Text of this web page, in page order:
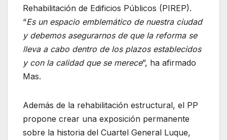
Rehabilitación de Edificios Públicos (PIREP).
“Es un espacio emblemático de nuestra ciudad
y debemos asegurarnos de que la reforma se
lleva a cabo dentro de los plazos establecidos
y con la calidad que se merece”, ha afirmado
Mas.
Además de la rehabilitación estructural, el PP
propone crear una exposición permanente
sobre la historia del Cuartel General Luque,